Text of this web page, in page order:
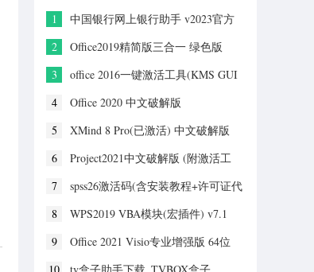
1
中国银行网上银行助手 v2023官方
2
Office2019精简版三合一 绿色版
3
office 2016一键激活工具(KMS GUI
4
Office 2020 中文破解版
5
XMind 8 Pro(已激活) 中文破解版
6
Project2021中文破解版 (附激活工
7
spss26激活码(含安装教程+许可证代
8
WPS2019 VBA模块(宏插件) v7.1
9
Office 2021 Visio专业增强版 64位